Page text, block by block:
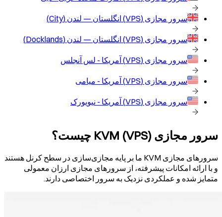
سرور مجازی (VPS) انگلستان — لندن (City)
سرور مجازی (VPS) انگلستان — لندن (Docklands)
سرور مجازی (VPS) آمریکا - لس آنجلس
سرور مجازی (VPS) آمریکا - میامی
سرور مجازی (VPS) آمریکا - نیویورک
سرور مجازی KVM (VPS) چیست؟
سرورهای مجازی KVM ما بر پایه مجازی‌سازی در سطح کرنل هستند
و با ارائه امکانات پیشرفته، از سرورهای مجازی ارزان معمولی
متمایز شده و عملکردی نزدیک به سرور اختصاصی دارند.